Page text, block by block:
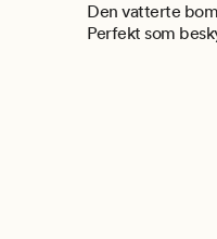
Den vatterte
Perfekt som